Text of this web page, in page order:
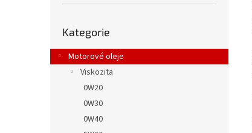
kategorie
Kategorie
Motorové oleje
Viskozita
0W20
0W30
0W40